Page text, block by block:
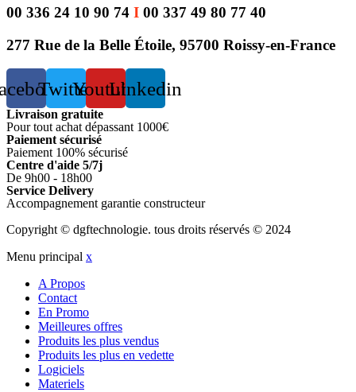
00 336 24 10 90 74 I 00 337 49 80 77 40
277 Rue de la Belle Étoile, 95700 Roissy-en-France
TwitterYoutubeLinkedin
Livraison gratuite
Pour tout achat dépassant 1000€
Paiement sécurisé
Paiement 100% sécurisé
Centre d'aide 5/7j
De 9h00 - 18h00
Service Delivery
Accompagnement garantie constructeur
Copyright © dgftechnologie. tous droits réservés © 2024
Menu principal x
A Propos
Contact
En Promo
Meilleures offres
Produits les plus vendus
Produits les plus en vedette
Logiciels
Materiels